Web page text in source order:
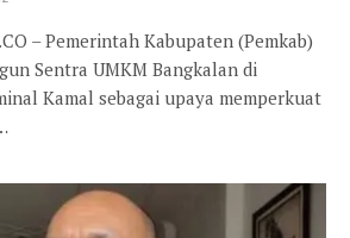
– Pemerintah Kabupaten (Pemkab)
Sentra UMKM Bangkalan di
Kamal sebagai upaya memperkuat